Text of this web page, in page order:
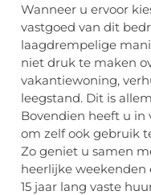
Wanneer u ervoor
vastgoed van dit
laagdrempelige
niet druk te maken
vakantiewoning,
leegstand. Dit is
Bovendien heeft u in
om zelf ook gebruik
Zo geniet u samen
heerlijke weekenden
15 jaar lang vaste